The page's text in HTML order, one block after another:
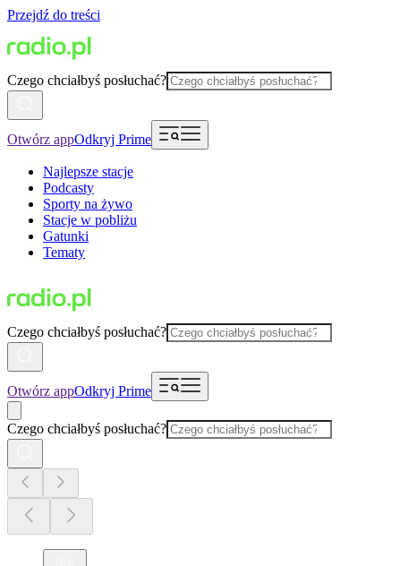
Przejdź do treści
Czego chciałbyś posłuchać?
Otwórz appOdkryj Prime
Najlepsze stacje
Podcasty
Sporty na żywo
Stacje w pobliżu
Gatunki
Tematy
Czego chciałbyś posłuchać?
Otwórz appOdkryj Prime
Czego chciałbyś posłuchać?